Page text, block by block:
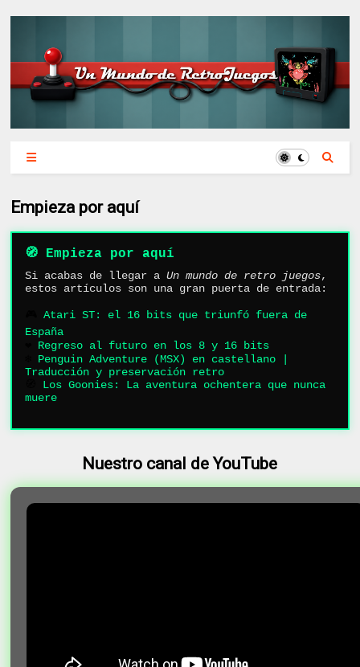
Empieza por aquí
🧭 Empieza por aquí
Si acabas de llegar aUn mundo de retro juegos,
estos artículos son una gran puerta de entrada:
🎮Atari ST: el 16 bits que triunfó fuera de
España
Regreso al futuro en los 8 y 16 bits
Penguin Adventure (MSX) en castellano |
Traducción y preservación retro
Los Goonies: La aventura ochentera que nunca
muere
Nuestro canal de YouTube